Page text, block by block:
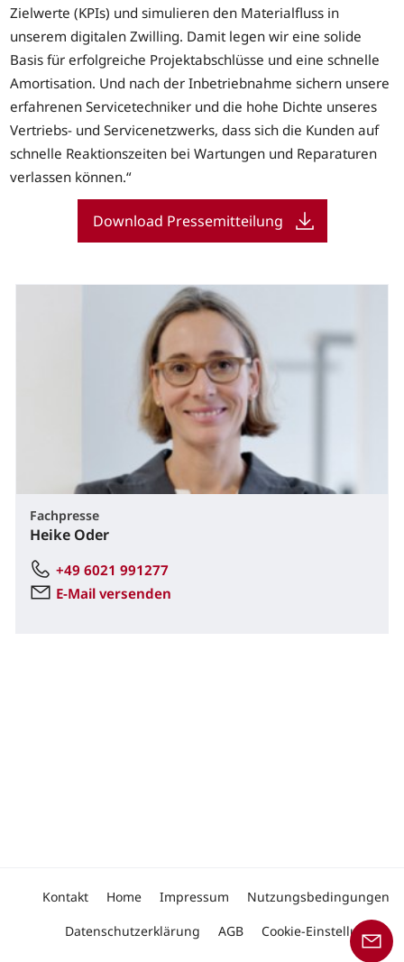
Zielwerte (KPIs) und simulieren den Materialfluss in
unserem digitalen Zwilling. Damit legen wir eine solide
Basis für erfolgreiche Projektabschlüsse und eine schnelle
Amortisation. Und nach der Inbetriebnahme sichern unsere
erfahrenen Servicetechniker und die hohe Dichte unseres
Vertriebs- und Servicenetzwerks, dass sich die Kunden auf
schnelle Reaktionszeiten bei Wartungen und Reparaturen
verlassen können.“
Download Pressemitteilung
Fachpresse
Heike Oder
+49 6021 991277
E-Mail versenden
Kontakt Home Impressum
Nutzungsbedingungen
Datenschutzerklärung
AGB Cookie-Einstellungen